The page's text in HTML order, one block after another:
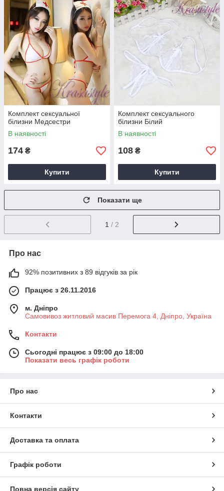
Комплект сексуальної
білизни Медсестри
В наявності
174 ₴
Купити
Комплект сексуального
білизни Білий
В наявності
108 ₴
Купити
Показати ще
1 / 2
Про нас
92% позитивних з 89 відгуків за рік
Працює з 26.11.2016
м. Дніпро
Самовивоз житловий масив Перемога 4, Дніпро, Україна
Контакти
Сьогодні працює з 09:00 до 18:00
Показати весь графік роботи
Про нас
Контакти
Доставка та оплата
Графік роботи
Повна версія сайту